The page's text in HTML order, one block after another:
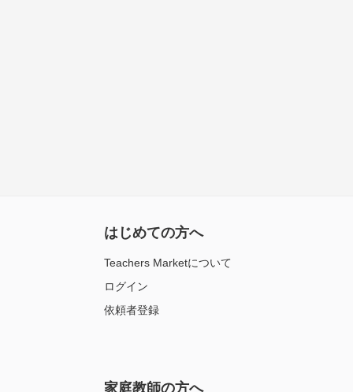
はじめての方へ
Teachers Marketについて
ログイン
依頼者登録
家庭教師の方へ